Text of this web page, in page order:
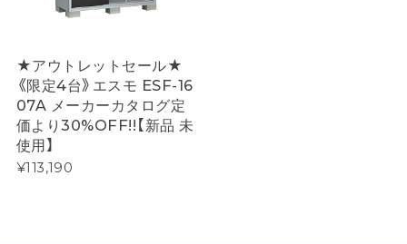
★アウトレットセール★
《限定4台》エスモ ESF-16
07A メーカーカタログ定
価より30%OFF!!【新品 未
使用】
¥113,190